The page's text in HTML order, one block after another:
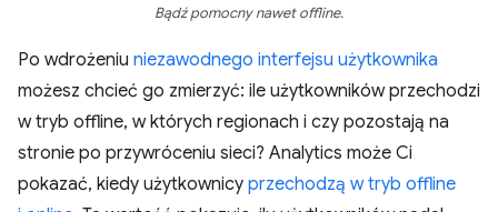
Bądź pomocny nawet offline.
Po wdrożeniu niezawodnego interfejsu użytkownika
możesz chcieć go zmierzyć: ile użytkowników przechodzi
w tryb offline, w których regionach i czy pozostają na
stronie po przywróceniu sieci? Analytics może Ci
pokazać, kiedy użytkownicy przechodzą w tryb offline